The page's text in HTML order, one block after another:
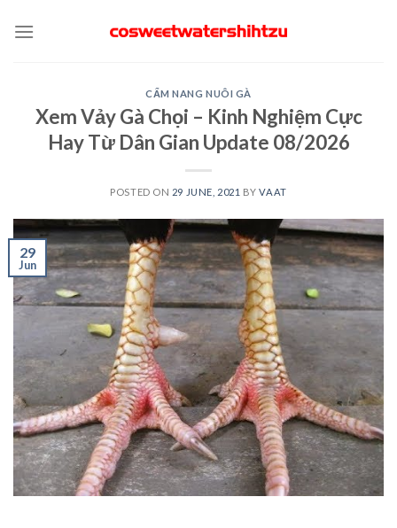
CẨM NANG NUÔI GÀ
Xem Vảy Gà Chọi – Kinh Nghiệm Cực
Hay Từ Dân Gian Update 08/2026
POSTED ON 29 JUNE, 2021 BYVAAT
29
Jun